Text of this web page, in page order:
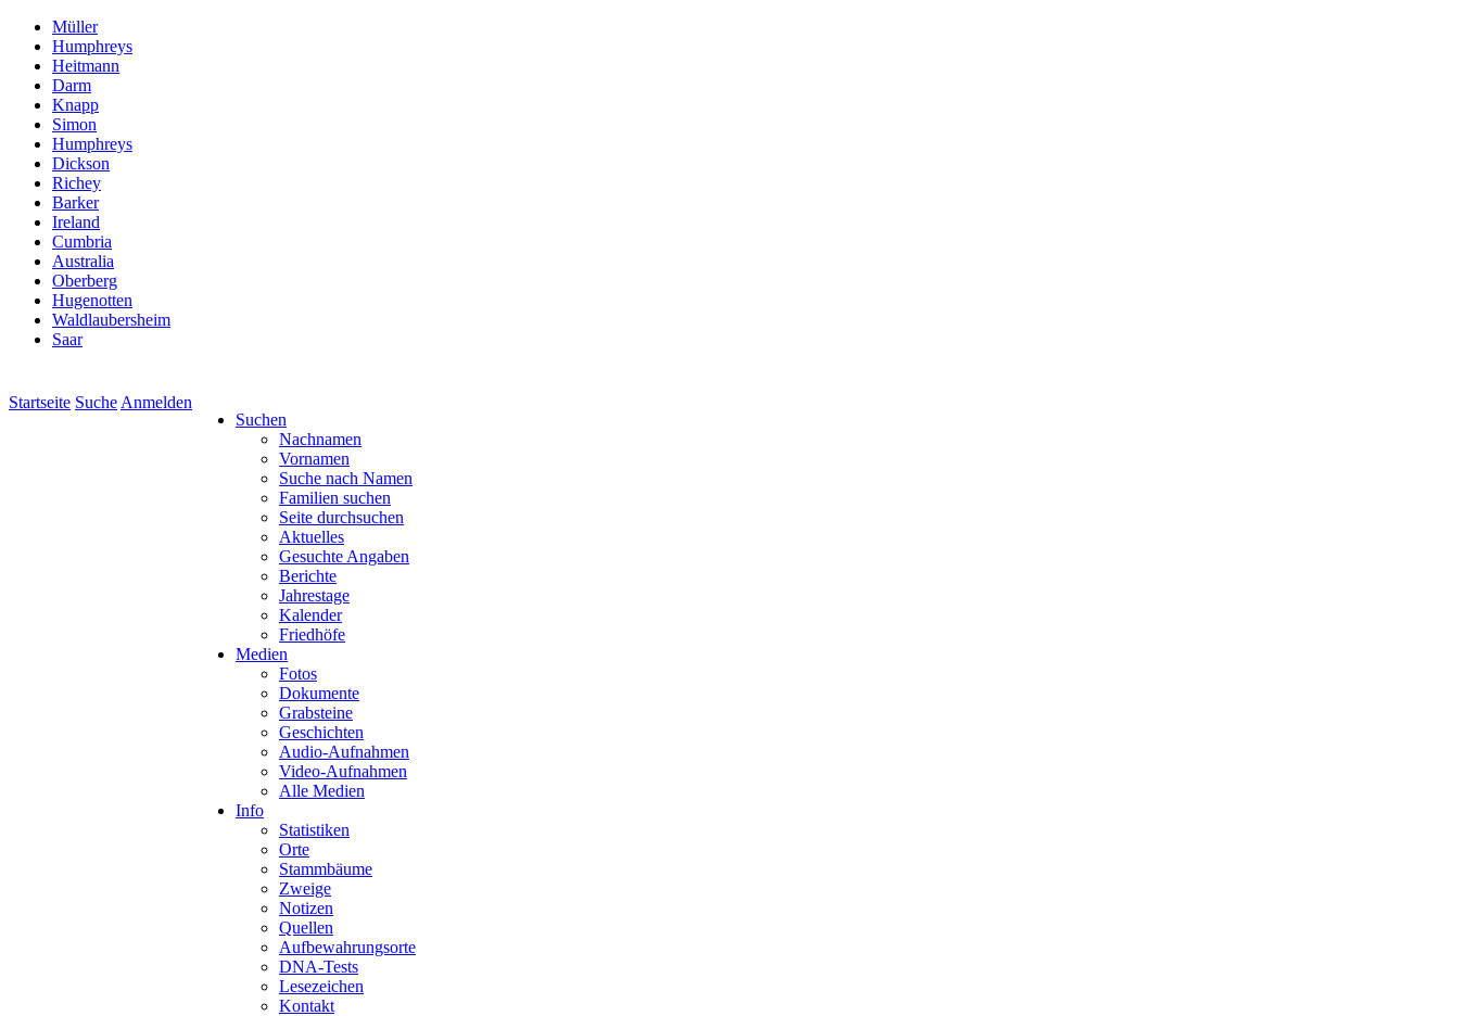
Müller
Humphreys
Heitmann
Darm
Knapp
Simon
Humphreys
Dickson
Richey
Barker
Ireland
Cumbria
Australia
Oberberg
Hugenotten
Waldlaubersheim
Saar
Startseite Suche Anmelden
Suchen
Nachnamen
Vornamen
Suche nach Namen
Familien suchen
Seite durchsuchen
Aktuelles
Gesuchte Angaben
Berichte
Jahrestage
Kalender
Friedhöfe
Medien
Fotos
Dokumente
Grabsteine
Geschichten
Audio-Aufnahmen
Video-Aufnahmen
Alle Medien
Info
Statistiken
Orte
Stammbäume
Zweige
Notizen
Quellen
Aufbewahrungsorte
DNA-Tests
Lesezeichen
Kontakt